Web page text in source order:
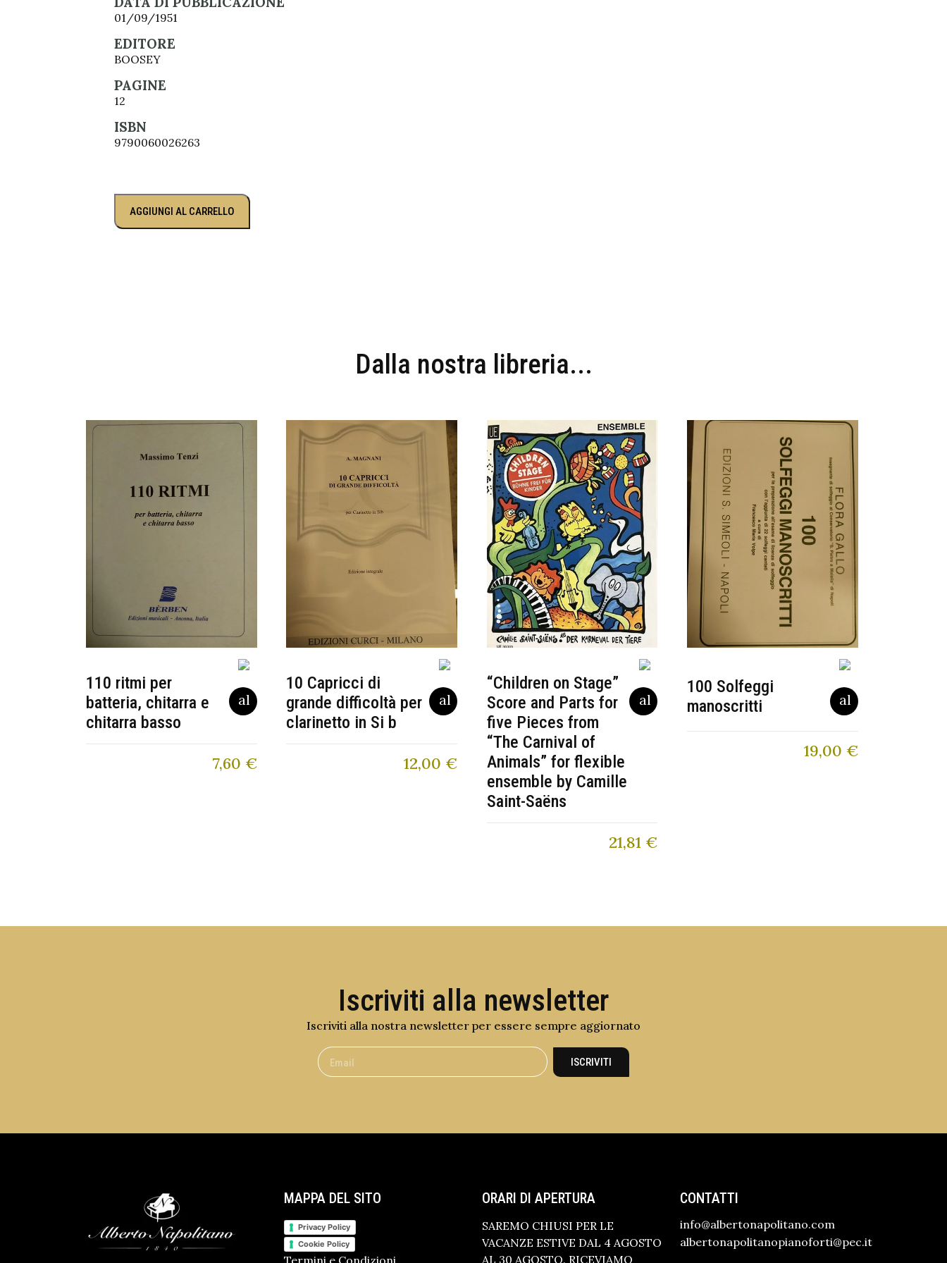
01/09/1951
EDITORE
BOOSEY
PAGINE
12
ISBN
9790060026263
AGGIUNGI AL CARRELLO
Dalla nostra libreria...
110 ritmi per
batteria, chitarra e
chitarra basso
7,60 €
10 Capricci di
grande difficoltà per
clarinetto in Si b
12,00 €
“Children on Stage”
Score and Parts for
five Pieces from
“The Carnival of
Animals” for flexible
ensemble by Camille
Saint-Saëns
21,81 €
100 Solfeggi
manoscritti
19,00 €
Iscriviti alla newsletter
Iscriviti alla nostra newsletter per essere sempre aggiornato
ISCRIVITI
MAPPA DEL SITO
Privacy Policy
Cookie Policy
ORARI DI APERTURA
SAREMO CHIUSI PER LE
VACANZE ESTIVE DAL 4 AGOSTO
AL 30 AGOSTO. RICEVIAMO
CONTATTI
info@albertonapolitano.com
albertonapolitanopianoforti@pec.it